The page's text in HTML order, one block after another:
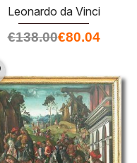
Leonardo da Vinci
€138.00€80.04